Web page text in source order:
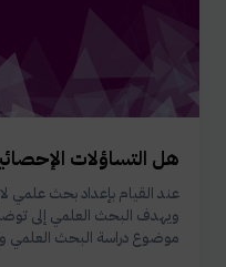
هل التساؤلات
عند القيام بإعداد بحث علمي
ويهدف البحث العلمي إلى
موضوع دراسة البحث العلمي